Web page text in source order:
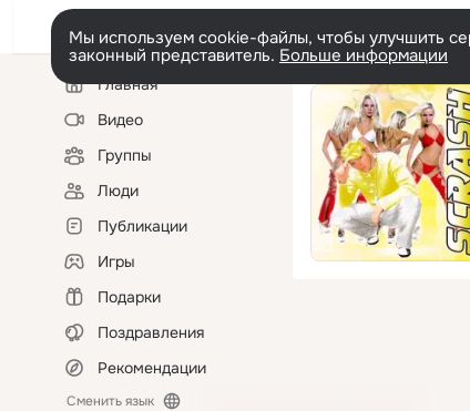
Мы используем cookie-файлы, чтобы улучшить
законный представитель. Больше информации
Левая
колонкаГлавная
Видео
Группы
Люди
Публикации
Игры
Подарки
Поздравления
Рекомендации
Сменить язык